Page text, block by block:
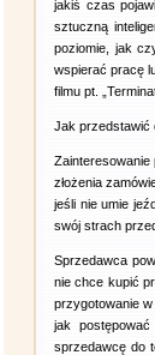
jakiś czas
sztuczną
poziomie, jak
wspierać pracę
filmu pt.
Jak przedstawić
złożenia
jeśli nie umie
swój strach
Sprzedawca
nie chce kupić
przygotowanie
jak
sprzedawcę do